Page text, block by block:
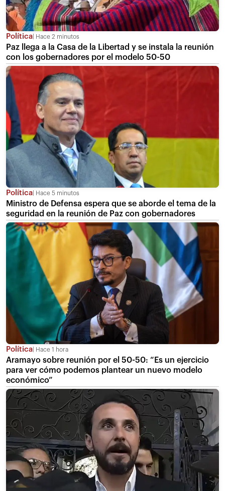
Política Hace 2 minutos
Paz llega a la Casa de la Libertad y se instala la reunión
con los gobernadores por el modelo 50-50
Política Hace 5 minutos
Ministro de Defensa espera que se aborde el tema de la
seguridad en la reunión de Paz con gobernadores
Política Hace 1 hora
Aramayo sobre reunión por el 50-50: “Es un ejercicio
para ver cómo podemos plantear un nuevo modelo
económico”